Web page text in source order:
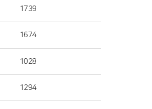
1739
1674
1028
1294